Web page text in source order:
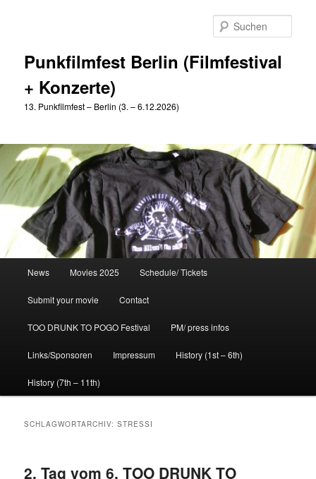
Punkfilmfest Berlin (Filmfestival
+ Konzerte)
13. Punkfilmfest – Berlin (3. – 6.12.2026)
News Movies 2025 Schedule/ Tickets
Submit your movie Contact
TOO DRUNK TO POGO Festival PM/ press infos
Links/Sponsoren Impressum History (1st – 6th)
History (7th – 11th)
SCHLAGWORTARCHIV:STRESSI
2. Tag vom 6. TOO DRUNK TO